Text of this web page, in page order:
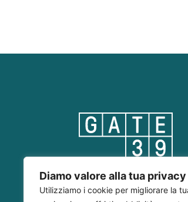
Diamo valore alla tua privacy
Utilizziamo i cookie per migliorare la